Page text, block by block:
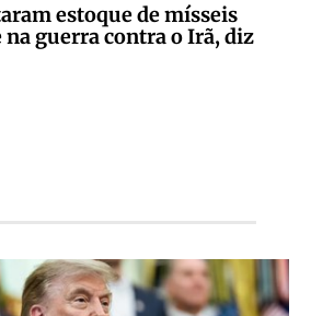
estoque de mísseis
na guerra contra o Irã, diz